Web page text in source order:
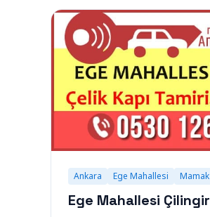
Ankara Ege Mahallesi Mamak
Ege Mahallesi Çilingir